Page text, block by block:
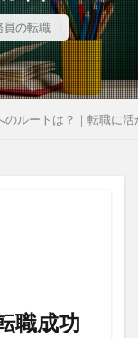
員の転職
のルートは？｜転職に
職成功